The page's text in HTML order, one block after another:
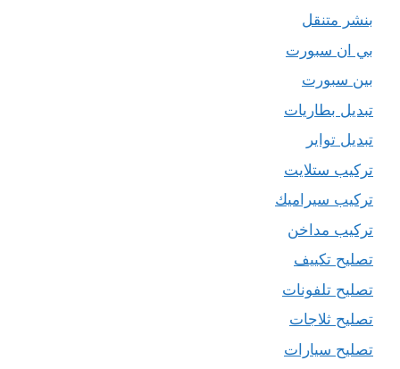
بنشر متنقل
بي ان سبورت
بين سبورت
تبديل بطاريات
تبديل تواير
تركيب ستلايت
تركيب سيراميك
تركيب مداخن
تصليح تكييف
تصليح تلفونات
تصليح ثلاجات
تصليح سيارات